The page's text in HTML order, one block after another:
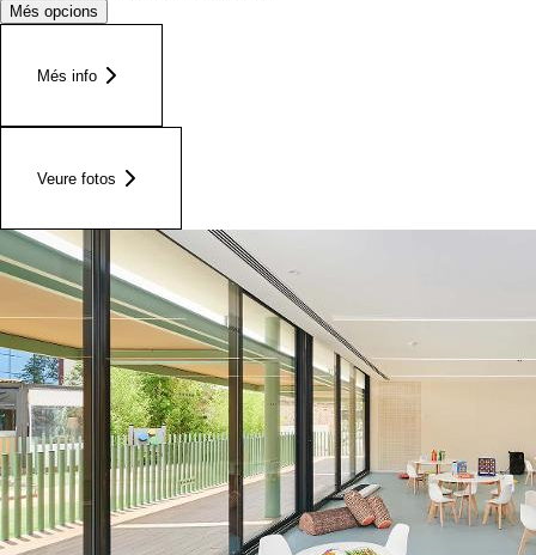
Més opcions
Més info
Veure fotos